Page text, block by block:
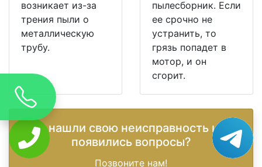
возникает из-за
трения пыли о
металлическую
трубу.
пылесборник. Если
ее срочно не
устранить, то
грязь попадет в
мотор, и он
сгорит.
Не нашли свою неисправность или
появились вопросы?
Позвоните нам!